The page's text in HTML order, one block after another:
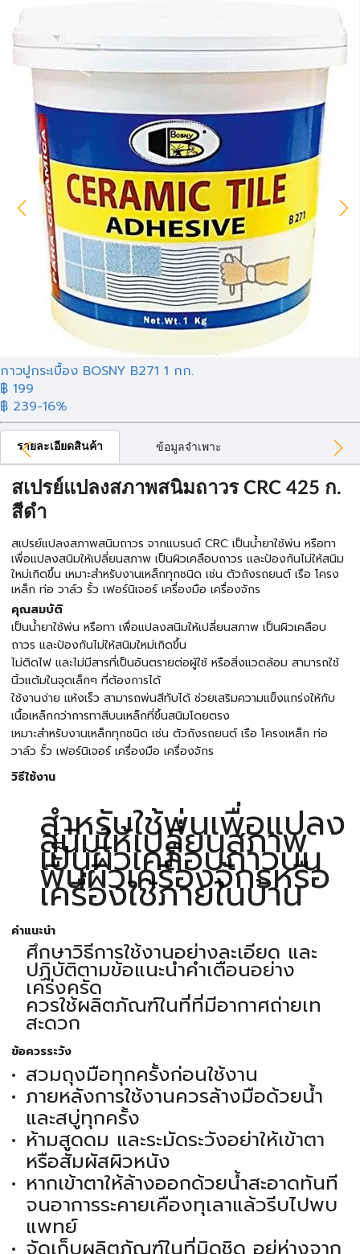
กาวปูกระเบื้อง BOSNY B271 1 กก.
฿ 199
฿ 239-16%
รายละเอียดสินค้า ข้อมูลจำเพาะ
สเปรย์แปลงสภาพสนิมถาวร CRC 425 ก.
สีดำ
สเปรย์แปลงสภาพสนิมถาวร จากแบรนด์ CRC เป็นนํ้ายาใช้พ่น หรือทา
เพื่อแปลงสนิมให้เปลี่ยนสภาพ เป็นผิวเคลือบถาวร และป้องกันไม่ให้สนิม
ใหม่เกิดขึ้น เหมาะสำหรับงานเหล็กทุกชนิด เช่น ตัวถังรถยนต์ เรือ โครง
เหล็ก ท่อ วาล์ว รั้ว เฟอร์นิเจอร์ เครื่องมือ เครื่องจักร
คุณสมบัติ
เป็นนํ้ายาใช้พ่น หรือทา เพื่อแปลงสนิมให้เปลี่ยนสภาพ เป็นผิวเคลือบ
ถาวร และป้องกันไม่ให้สนิมใหม่เกิดขึ้น
ไม่ติดไฟ และไม่มีสารที่เป็นอันตรายต่อผู้ใช้ หรือสิ่งแวดล้อม สามารถใช้
นิ้วแต้มในจุดเล็กๆ ที่ต้องการได้
ใช้งานง่าย แห้งเร็ว สามารถพ่นสีทับได้ ช่วยเสริมความแข็งแกร่งให้กับ
เนื้อเหล็กกว่าการทาสีบนเหล็กที่ขึ้นสนิมโดยตรง
เหมาะสำหรับงานเหล็กทุกชนิด เช่น ตัวถังรถยนต์ เรือ โครงเหล็ก ท่อ
วาล์ว รั้ว เฟอร์นิเจอร์ เครื่องมือ เครื่องจักร
วิธีใช้งาน
สำหรับใช้พ่นเพื่อแปลง
สนิมให้เปลี่ยนสภาพ
เป็นผิวเคลือบถาวบน
พื้นผิวเครื่องจักรหรือ
เครื่องใช้ภายในบ้าน
คำแนะนำ
ศึกษาวิธีการใช้งานอย่างละเอียด และ
ปฏิบัติตามข้อแนะนำคำเตือนอย่าง
เคร่งครัด
ควรใช้ผลิตภัณฑ์ในที่ที่มีอากาศถ่ายเท
สะดวก
ข้อควรระวัง
สวมถุงมือทุกครั้งก่อนใช้งาน
ภายหลังการใช้งานควรล้างมือด้วยน้ำ
และสบู่ทุกครั้ง
ห้ามสูดดม และระมัดระวังอย่าให้เข้าตา
หรือสัมผัสผิวหนัง
หากเข้าตาให้ล้างออกด้วยน้ำสะอาดทันที
จนอาการระคายเคืองทุเลาแล้วรีบไปพบ
แพทย์